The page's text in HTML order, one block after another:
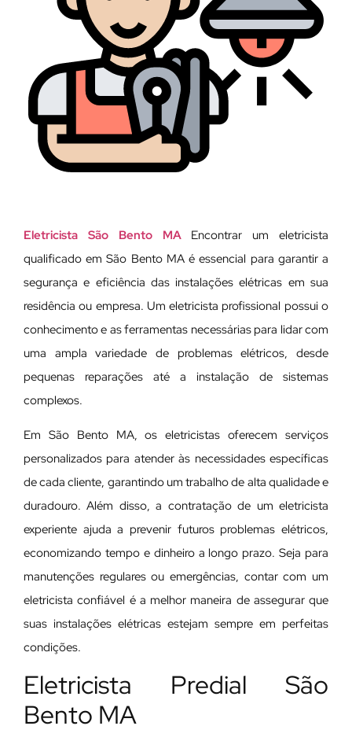
Eletricista São Bento MAEncontrar um eletricista
qualificado em São Bento MA é essencial para garantir a
segurança e eficiência das instalações elétricas em sua
residência ou empresa. Um eletricista profissional possui o
conhecimento e as ferramentas necessárias para lidar com
uma ampla variedade de problemas elétricos, desde
pequenas reparações até a instalação de sistemas
complexos.
Em São Bento MA, os eletricistas oferecem serviços
personalizados para atender às necessidades específicas
de cada cliente, garantindo um trabalho de alta qualidade e
duradouro. Além disso, a contratação de um eletricista
experiente ajuda a prevenir futuros problemas elétricos,
economizando tempo e dinheiro a longo prazo. Seja para
manutenções regulares ou emergências, contar com um
eletricista confiável é a melhor maneira de assegurar que
suas instalações elétricas estejam sempre em perfeitas
condições.
Eletricista Predial São
Bento MA